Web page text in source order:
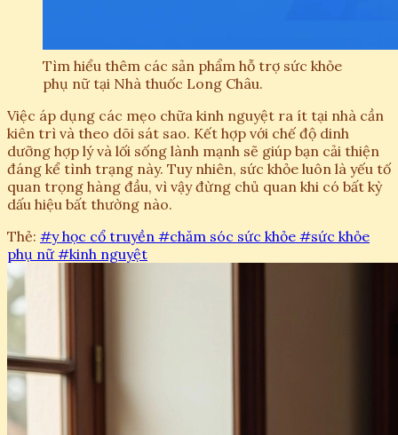
Tìm hiểu thêm các sản phẩm hỗ trợ sức khỏe
phụ nữ tại Nhà thuốc Long Châu.
Việc áp dụng các mẹo chữa kinh nguyệt ra ít tại nhà cần
kiên trì và theo dõi sát sao. Kết hợp với chế độ dinh
dưỡng hợp lý và lối sống lành mạnh sẽ giúp bạn cải thiện
đáng kể tình trạng này. Tuy nhiên, sức khỏe luôn là yếu tố
quan trọng hàng đầu, vì vậy đừng chủ quan khi có bất kỳ
dấu hiệu bất thường nào.
Thẻ: #y học cổ truyền #chăm sóc sức khỏe #sức khỏe
phụ nữ#kinh nguyệt